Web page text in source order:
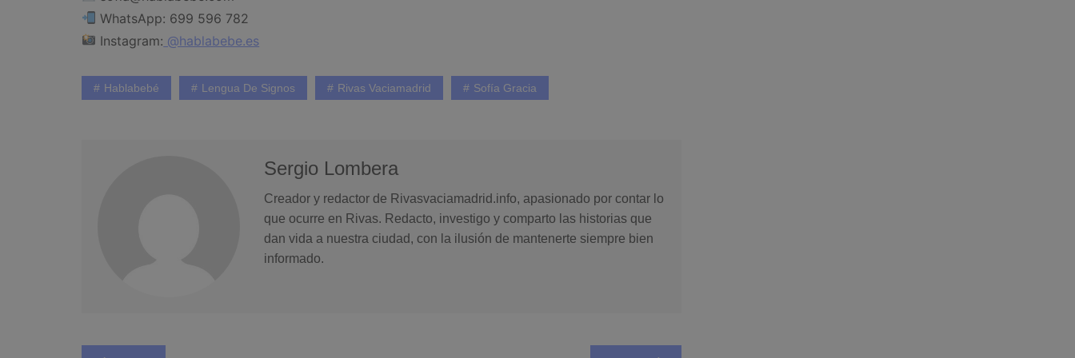
WhatsApp: 699 596 782
Instagram: @hablabebe.es
Hablabebé Lengua De Signos Rivas Vaciamadrid Sofía Gracia
Sergio Lombera
Creador y redactor de Rivasvaciamadrid.info, apasionado por contar lo
que ocurre en Rivas. Redacto, investigo y comparto las historias que
dan vida a nuestra ciudad, con la ilusión de mantenerte siempre bien
informado.